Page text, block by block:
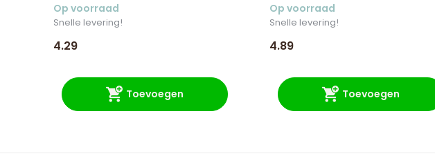
Op voorraad
Snelle levering!
4.29
Toevoegen
Op voorraad
Snelle levering!
4.89
Toevoegen